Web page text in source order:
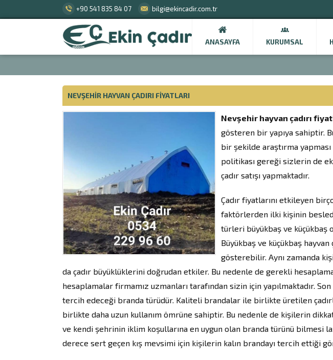
+90 541 835 84 07 bilgi@ekincadir.com.tr
ANASAYFA KURUMSAL
NEVŞEHIR HAYVAN ÇADIRI FIYATLARI
Nevşehir hayvan çadırı
gösteren bir yapıya sahiptir.
bir şekilde araştırma
politikası gereği sizlerin de
çadır satışı yapmaktadır.
Çadır fiyatlarını etkileyen
faktörlerden ilki kişinin
türleri büyükbaş ve küçükbaş
Büyükbaş ve küçükbaş
gösterebilir. Aynı zamanda
da çadır büyüklüklerini doğrudan etkiler. Bu nedenle de gerekli
hesaplamalar firmamız uzmanları tarafından sizin için yapılmaktadır.
tercih edeceği branda türüdür. Kaliteli brandalar ile birlikte üretilen
birlikte daha uzun kullanım ömrüne sahiptir. Bu nedenle de kişilerin
ve kendi şehrinin iklim koşullarına en uygun olan branda türünü bilmesi
derece sert geçen kış mevsimi için kişilerin kalın brandayı tercih ettiği